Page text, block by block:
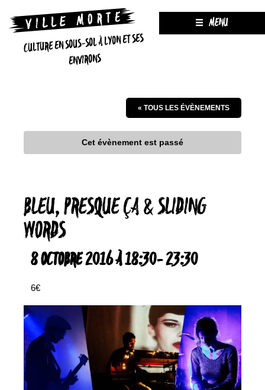
CULTURE EN SOUS-SOL À LYON ET SES
ENVIRONS
MENU
« TOUS LES ÉVÈNEMENTS
Cet évènement est passé
BLEU, PRESQUE ÇA & SLIDING
WORDS
8 OCTOBRE 2016 À 18:30-23:30
6€